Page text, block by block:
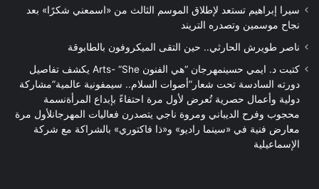
سيرا إبراهيم تستعد لإطلاق الموسم الثالث من «اسمعني شكرًا» بعد
نجاح موسمين وتصدره التريند
ناصر طويرش الحارثي.. حين التقى الميكروفون بالطابوقة
كتبت د. ايمي حسينمهرجان “هي الفنون Arts- “She يكشف تفاصيل
دورته السادسة تحت شعار”أصوات السلام.. سيمفونية عالمية”مشاركة
دولية وأعمال حصرية تُعرض لأول مرة احتفاءً بإبداع المرأةنسمة
محجوب وفرح الديباني ومروة ناجي يتصدرن فعاليات المهرجانلأول مرة
معارض فنية في «سينما راديو» و«ذا فاكتوري» بالشراكة مع شركة
الإسماعيلية